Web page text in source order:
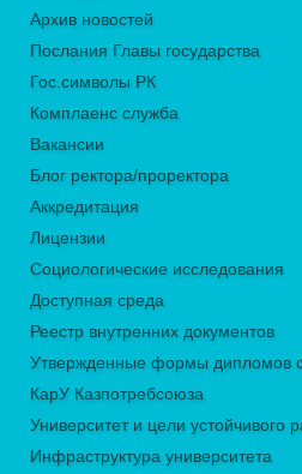
Архив новостей
Послания Главы государства
Гос.символы РК
Комплаенс служба
Вакансии
Блог ректора/проректора
Аккредитация
Лицензии
Социологические исследования
Доступная среда
Реестр внутренних документов
Утвержденные формы дипломов
КарУ Казпотребсоюза
Университет и цели устойчивого
Инфраструктура университета